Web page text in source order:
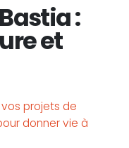
:
et
projets de
donner vie à